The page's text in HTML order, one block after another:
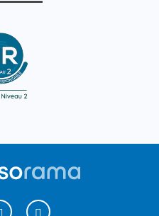
sur Facebook
Boursorama sur XBoursorama sur